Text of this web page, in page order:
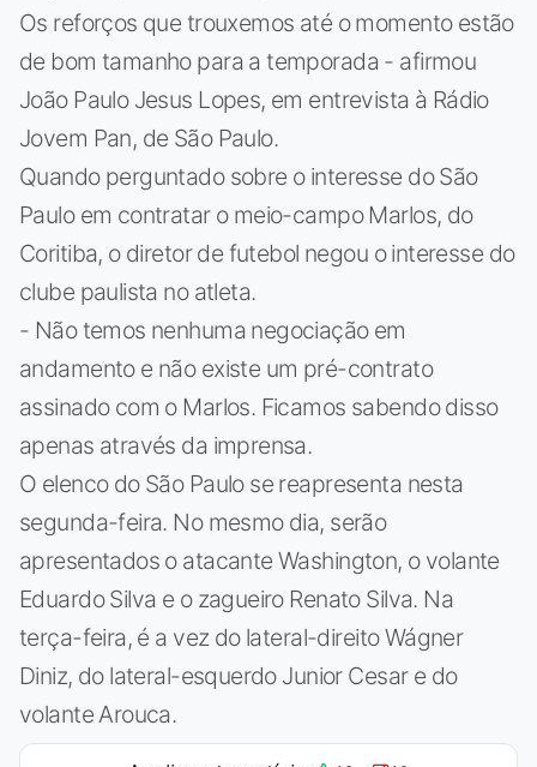
Os reforços que trouxemos até o momento estão
de bom tamanho para a temporada - afirmou
João Paulo Jesus Lopes, em entrevista à Rádio
Jovem Pan, de São Paulo.
Quando perguntado sobre o interesse do São
Paulo em contratar o meio-campo Marlos, do
Coritiba, o diretor de futebol negou o interesse do
clube paulista no atleta.
- Não temos nenhuma negociação em
andamento e não existe um pré-contrato
assinado com o Marlos. Ficamos sabendo disso
apenas através da imprensa.
O elenco do São Paulo se reapresenta nesta
segunda-feira. No mesmo dia, serão
apresentados o atacante Washington, o volante
Eduardo Silva e o zagueiro Renato Silva. Na
terça-feira, é a vez do lateral-direito Wágner
Diniz, do lateral-esquerdo Junior Cesar e do
volante Arouca.